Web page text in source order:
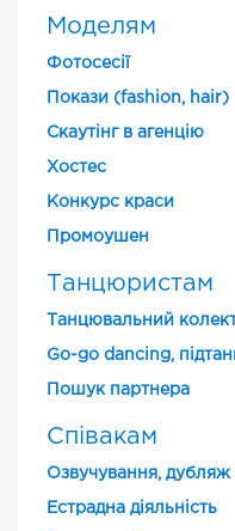
Моделям
Фотосесії
Покази (fashion, hair)
Скаутінг в агенцію
Хостес
Конкурс краси
Промоушен
Танцюристам
Танцювальний
Go-go dancing,
Пошук партнера
Співакам
Озвучування, дубляж
Естрадна діяльність